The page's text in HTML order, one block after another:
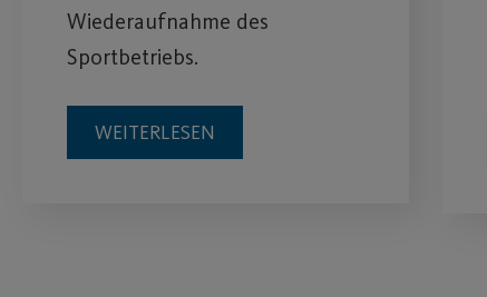
Wiederaufnahme des
Sportbetriebs.
WEITERLESEN